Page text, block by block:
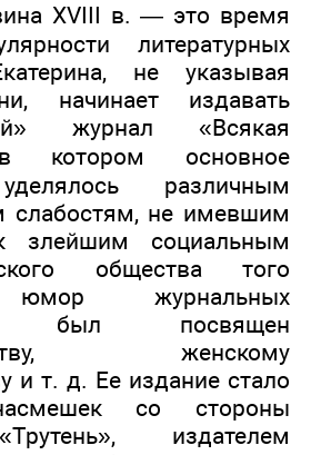
XVIII в. — это время
литературных
не указывая
начинает издавать
журнал «Всякая
котором основное
различным
слабостям, не имевшим
злейшим социальным
общества того
журнальных
был посвящен
женскому
и т. д. Ее издание стало
со стороны
издателем